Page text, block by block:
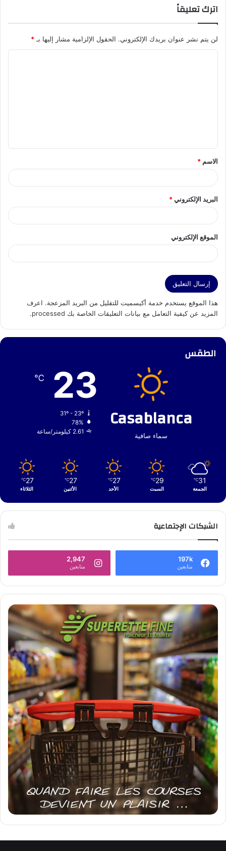
اترك تعليقاً
لن يتم نشر عنوان بريدك الإلكتروني. الحقول الإلزامية مشار إليها بـ *
ق
*
الاسم *
البريد الإلكتروني*
الموقع الإلكتروني
هذا الموقع يستخدم خدمة أكيسميت للتقليل من البريد المزعجة. اعرف
المزيد عن كيفية التعامل مع بيانات التعليقات الخاصة بك processed
.
الطقس
Casablanca
سماء صافية
23
℃
31º - 23º
78%
2.61 كيلومتر/ساعة
31
℃
الجمعة
29
℃
السبت
27
℃
الأحد
27
℃
الأثنين
27
℃
الثلاثاء
الشبكات الإجتماعية
197k
متابعين
2,947
متابعين